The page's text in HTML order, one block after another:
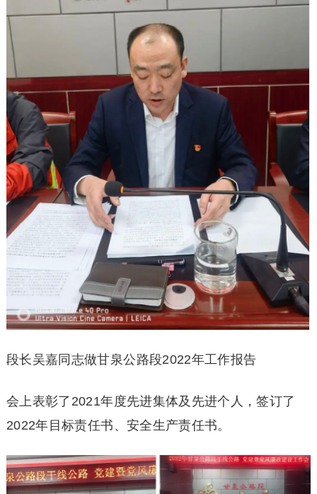
段长吴嘉同志做甘泉公路段2022年工作报告
会上表彰了2021年度先进集体及先进个人，签订了
2022年目标责任书、安全生产责任书。